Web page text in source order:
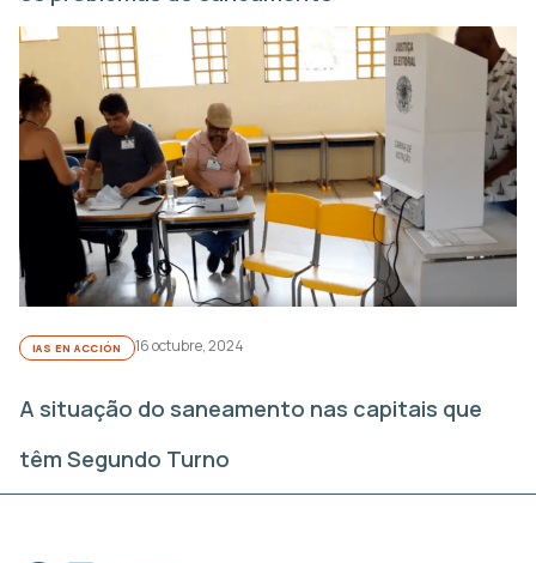
IAS EN ACCIÓN 16 octubre, 2024
A situação do saneamento nas capitais que
têm Segundo Turno